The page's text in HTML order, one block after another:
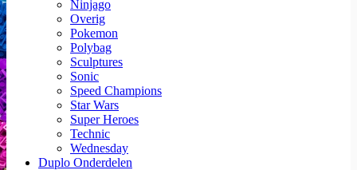
Ninjago
Overig
Pokemon
Polybag
Sculptures
Sonic
Speed Champions
Star Wars
Super Heroes
Technic
Wednesday
Duplo Onderdelen